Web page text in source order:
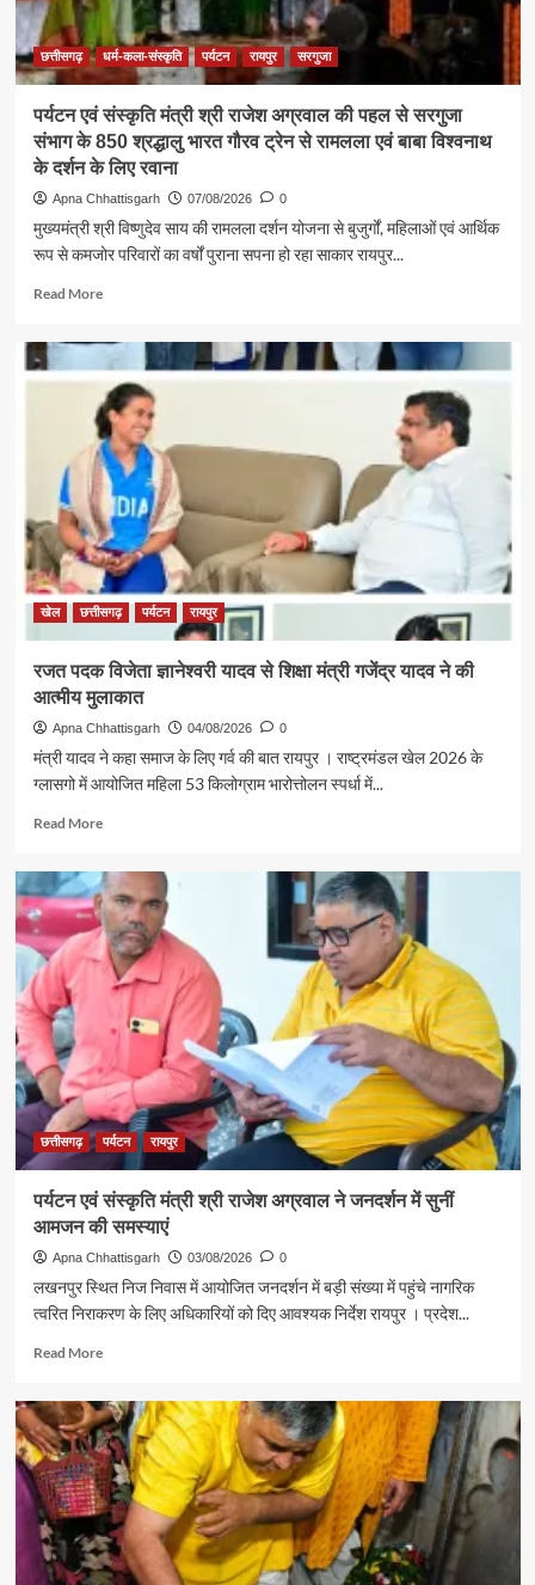
राजेश
अग्रवाल
छत्तीसगढ़ धर्म-कला-संस्कृति पर्यटन रायपुर सरगुजा
पर्यटन एवं संस्कृति मंत्री श्री राजेश अग्रवाल की पहल से सरगुजा
संभाग के 850 श्रद्धालु भारत गौरव ट्रेन से रामलला एवं बाबा विश्वनाथ
के दर्शन के लिए रवाना
Apna Chhattisgarh 07/08/2026 0
मुख्यमंत्री श्री विष्णुदेव साय की रामलला दर्शन योजना से बुजुर्गों, महिलाओं एवं आर्थिक
रूप से कमजोर परिवारों का वर्षों पुराना सपना हो रहा साकार रायपुर...
Read MoreRead
पर्यटन
एवं
संस्कृति
मंत्री
श्री
राजेश
अग्रवाल
की
पहल
से
सरगुजा
संभाग
श्रद्धालु
भारत
गौरव
ट्रेन
से
रामलला
के
दर्शन
के
लिए
रवाना
खेल छत्तीसगढ़ पर्यटन रायपुर
रजत पदक विजेता ज्ञानेश्वरी यादव से शिक्षा मंत्री गजेंद्र यादव ने की
आत्मीय मुलाकात
Apna Chhattisgarh 04/08/2026 0
मंत्री यादव ने कहा समाज के लिए गर्व की बात रायपुर । राष्ट्रमंडल खेल 2026 के
ग्लासगो में आयोजित महिला 53 किलोग्राम भारोत्तोलन स्पर्धा में...
Read MoreRead
रजत
पदक
विजेता
ज्ञानेश्वरी
यादव
शिक्षा
मंत्री
गजेंद्र
यादव
ने
की
छत्तीसगढ़ पर्यटन रायपुर
पर्यटन एवं संस्कृति मंत्री श्री राजेश अग्रवाल ने जनदर्शन में सुनीं
आमजन की समस्याएं
Apna Chhattisgarh 03/08/2026 0
लखनपुर स्थित निज निवास में आयोजित जनदर्शन में बड़ी संख्या में पहुंचे नागरिक
त्वरित निराकरण के लिए अधिकारियों को दिए आवश्यक निर्देश रायपुर । प्रदेश...
Read MoreRead
पर्यटन
एवं
संस्कृति
मंत्री
श्री
राजेश
अग्रवाल
ने